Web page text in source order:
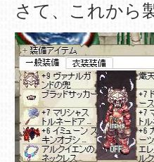
さて、これから